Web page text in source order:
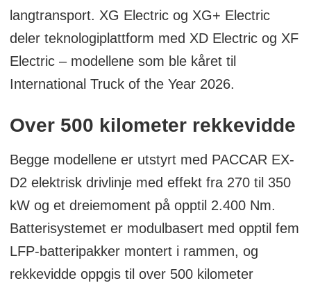
langtransport. XG Electric og XG+ Electric
deler teknologiplattform med XD Electric og XF
Electric – modellene som ble kåret til
International Truck of the Year 2026.
Over 500 kilometer rekkevidde
Begge modellene er utstyrt med PACCAR EX-
D2 elektrisk drivlinje med effekt fra 270 til 350
kW og et dreiemoment på opptil 2.400 Nm.
Batterisystemet er modulbasert med opptil fem
LFP-batteripakker montert i rammen, og
rekkevidde oppgis til over 500 kilometer